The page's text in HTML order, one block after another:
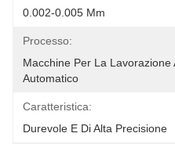
0.002-0.005 Mm
Processo:
Macchine Per La Lavorazione
Automatico
Caratteristica:
Durevole E Di Alta Precisione